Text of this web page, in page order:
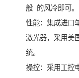
般 的风冷即可。
性能：集成进口
激光器，采用美
统。
操控：采用工控